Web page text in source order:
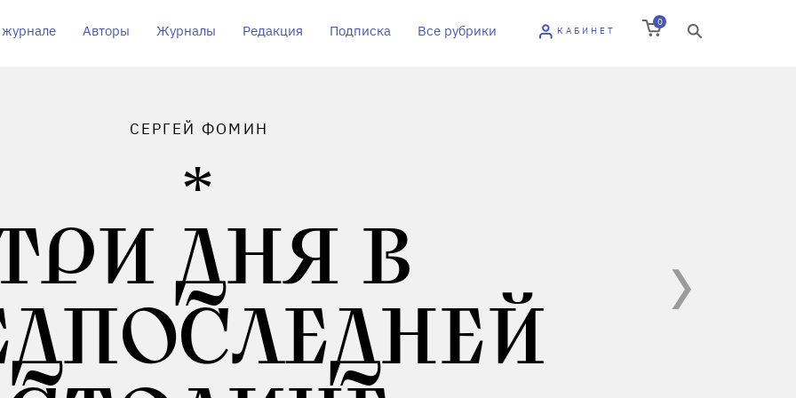
Авторы Журналы Редакция Подписка Все рубрики КАБИНЕТ
0
СЕРГЕЙ ФОМИН
ДНЯ В